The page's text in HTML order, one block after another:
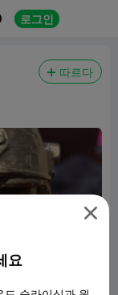
로그인
따르다

요